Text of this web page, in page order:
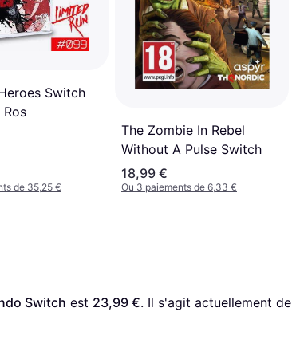
Switch
Ros
de 35,25 €
The Zombie In Rebel
Without A Pulse Switch
18,99 €
Ou 3 paiements de 6,33 €
Switch est 23,99 €. Il s'agit actuellement de